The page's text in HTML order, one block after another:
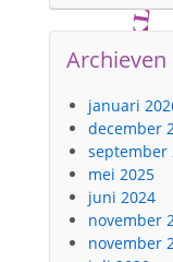
Archieven
januari
december
september
mei 2025
juni 2024
november
november